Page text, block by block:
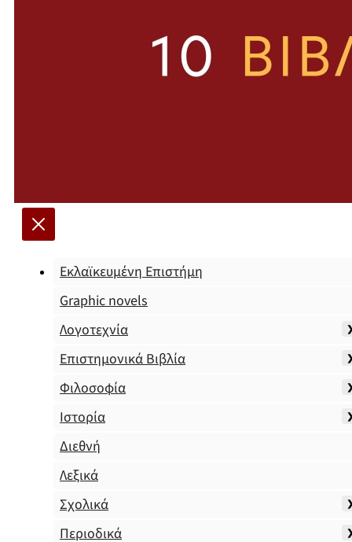
Εκλαϊκευμένη Επιστήμη
Graphic novels
Λογοτεχνία
Επιστημονικά Βιβλία
Φιλοσοφία
Ιστορία
Διεθνή
Λεξικά
Σχολικά
Περιοδικά